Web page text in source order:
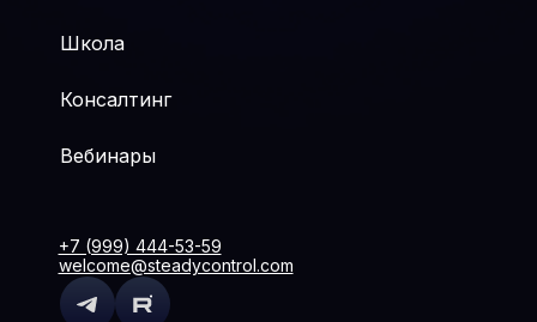
+7 (999) 444-53-59
welcome@steadycontrol.com
Школа
Консалтинг
Вебинары